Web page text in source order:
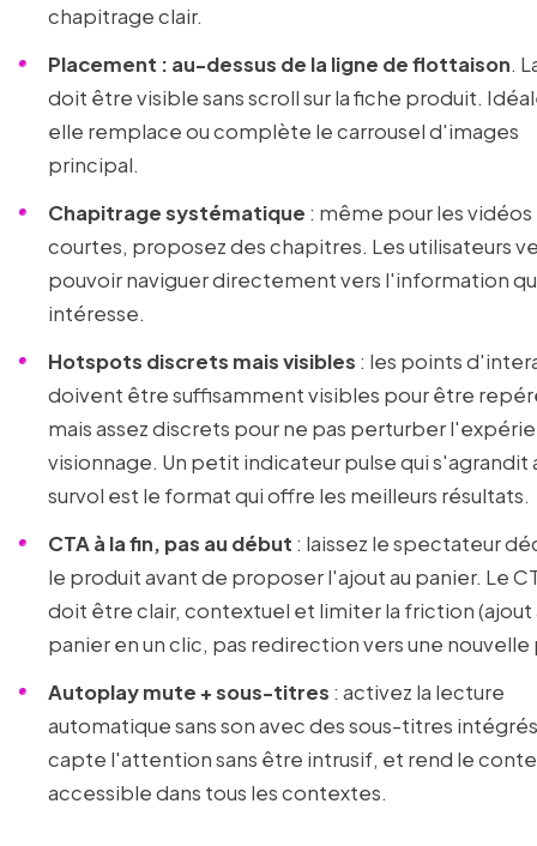
chapitrage clair.
Placement : au-dessus de la ligne de flottaison.
doit être visible sans scroll sur la fiche produit.
elle remplace ou complète le carrousel d'images
principal.
Chapitrage systématique : même pour les vidéos
courtes, proposez des chapitres. Les utilisateurs
pouvoir naviguer directement vers l'information
intéresse.
Hotspots discrets mais visibles : les points
doivent être suffisamment visibles pour être
mais assez discrets pour ne pas perturber
visionnage. Un petit indicateur pulse qui s'agrandit
survol est le format qui offre les meilleurs résultats.
CTA à la fin, pas au début : laissez le spectateur
le produit avant de proposer l'ajout au panier. Le
doit être clair, contextuel et limiter la friction (ajout
panier en un clic, pas redirection vers une nouvelle
Autoplay mute + sous-titres : activez la lecture
automatique sans son avec des sous-titres
capte l'attention sans être intrusif, et rend le
accessible dans tous les contextes.